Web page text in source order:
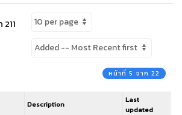
หน้าที่ 5 จาก 22
Description
Last
updated